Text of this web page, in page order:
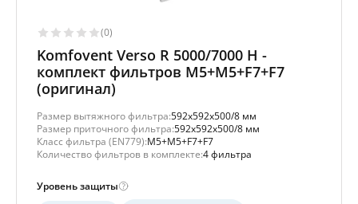
(0)
Komfovent Verso R 5000/7000 H -
комплект фильтров M5+M5+F7+F7
(оригинал)
Размер вытяжного фильтра:592x592x500/8 мм
Размер приточного фильтра:592x592x500/8 мм
Класс фильтра (EN779):M5+M5+F7+F7
Количество фильтров в комплекте:4 фильтра
Уровень защиты